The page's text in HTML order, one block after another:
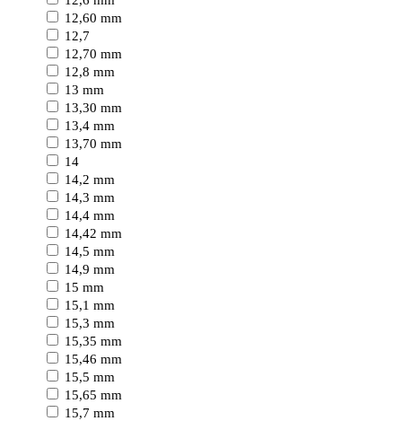
12,60 mm
12,7
12,70 mm
12,8 mm
13 mm
13,30 mm
13,4 mm
13,70 mm
14
14,2 mm
14,3 mm
14,4 mm
14,42 mm
14,5 mm
14,9 mm
15 mm
15,1 mm
15,3 mm
15,35 mm
15,46 mm
15,5 mm
15,65 mm
15,7 mm